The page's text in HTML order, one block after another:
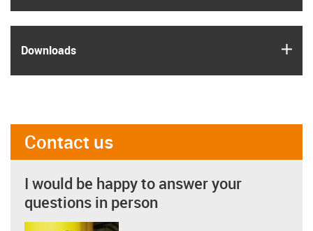
Downloads
Contact us
I would be happy to answer your
questions in person